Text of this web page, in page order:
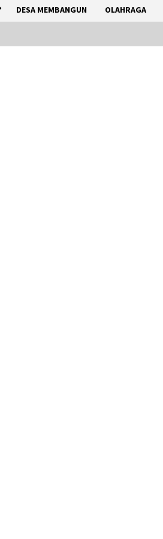
DESA MEMBANGUN OLAHRAGA